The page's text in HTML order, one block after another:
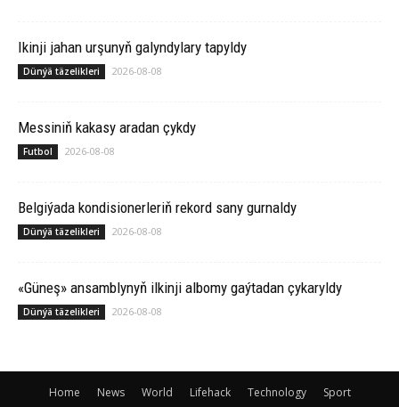
Ikinji jahan urşunyň galyndylary tapyldy
Dünýä täzelikleri 2026-08-08
Messiniň kakasy aradan çykdy
Futbol 2026-08-08
Belgiýada kondisionerleriň rekord sany gurnaldy
Dünýä täzelikleri 2026-08-08
«Güneş» ansamblynyň ilkinji albomy gaýtadan çykaryldy
Dünýä täzelikleri 2026-08-08
Home News World Lifehack Technology Sport